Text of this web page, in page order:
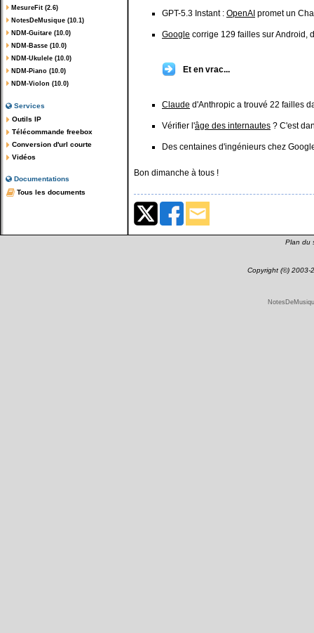
MesureFit (2.6)
NotesDeMusique (10.1)
NDM-Guitare (10.0)
NDM-Basse (10.0)
NDM-Ukulele (10.0)
NDM-Piano (10.0)
NDM-Violon (10.0)
Services
Outils IP
Télécommande freebox
Conversion d'url courte
Vidéos
Documentations
Tous les documents
GPT-5.3 Instant : OpenAI promet un
Google corrige 129 failles sur Android,
Et en vrac...
Claude d'Anthropic a trouvé 22 failles
Vérifier l'âge des internautes ? C'est
Des centaines d'ingénieurs chez
Bon dimanche à tous !
Plan du
Copyright (©) 2003-